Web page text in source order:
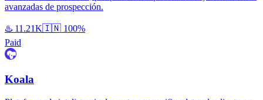
avanzadas de prospección.
♨️ 11.21K🇮🇳 100%
Paid
Koala